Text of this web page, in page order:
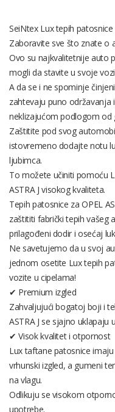
SeiNtex Lux tepih patosnice
Zaboravite sve što znate o
Ovo su najkvalitetnije auto
mogli da stavite u svoje
A da se i ne spominje
zahtevaju puno održavanja
neklizajućom podlogom od
Zaštitite pod svog
istovremeno dodajte notu
ljubimca.
To možete učiniti pomoću
ASTRA J visokog kvaliteta.
Tepih patosnice za OPEL
zaštititi fabrički tepih vašeg
prilagođeni dodir i osećaj
Ne savetujemo da u svoj
jednom osetite Lux tepih
vozite u cipelama!
✔ Premium izgled
Zahvaljujući bogatoj boji i
ASTRA J se sjajno
✔ Visok kvalitet i otpornost
Lux taftane patosnice
vrhunski izgled, a gumeni
na vlagu.
Odlikuju se visokom
upotrebe.